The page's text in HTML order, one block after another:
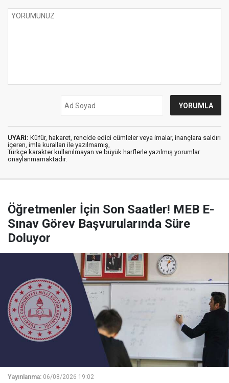
UYARI: Küfür, hakaret, rencide edici cümleler veya imalar, inançlara saldırı
içeren, imla kuralları ile yazılmamış,
Türkçe karakter kullanılmayan ve büyük harflerle yazılmış yorumlar
onaylanmamaktadır.
Öğretmenler İçin Son Saatler! MEB E-
Sınav Görev Başvurularında Süre
Doluyor
Yayınlanma: 06/08/2026 19:02